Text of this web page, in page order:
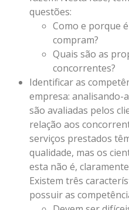
questões:
Como e porque
compram?
Quais são as
concorrentes?
Identificar as
empresa: analisando-
são avaliadas pelos
relação aos
serviços prestados
qualidade, mas os
esta não é,
Existem três
possuir as